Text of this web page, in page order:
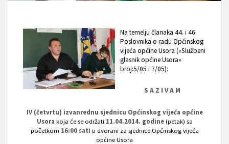
Na temelju članaka 44. i 46.
Poslovnika o radu Općinskog
vijeća općine Usora («Službeni
glasnik općine Usora»
broj:5/05 i 7/05):
S A Z I V A M
IV (četvrtu) izvanrednu sjednicu Općinskog vijeća općine
Usora koja će se održati 11.04.2014. godine(petak) sa
početkom 16:00 sati u dvorani za sjednice Općinskog vijeća
općine Usora